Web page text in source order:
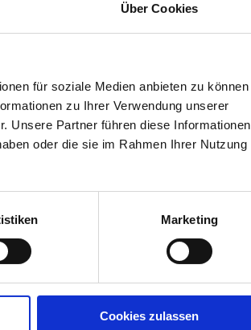
Über Cookies
für soziale Medien anbieten zu können
zu Ihrer Verwendung unserer
Unsere Partner führen diese Informationen
oder die sie im Rahmen Ihrer Nutzung
Marketing
Cookies zulassen